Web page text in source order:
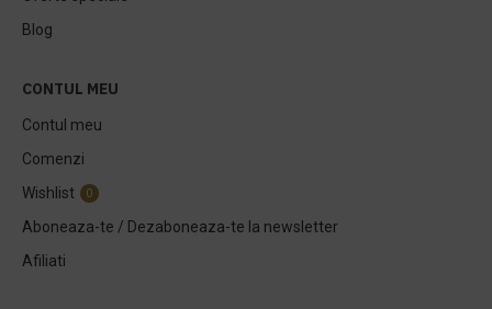
Blog
CONTUL MEU
Contul meu
Comenzi
Wishlist
0
Aboneaza-te / Dezaboneaza-te la newsletter
Afiliati